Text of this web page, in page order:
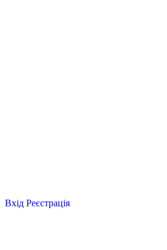
Вхід Реєстрація